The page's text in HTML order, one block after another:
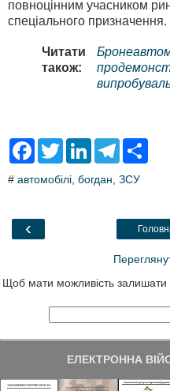
повноцінним учасником
спеціального призначення.
Читати
також:
F
e
o
T
t
L
k
T
e
a
# автомобілі богдан ЗСУ
‹
Щоб мати можливість залишати
ЕЛЕКТРОННА